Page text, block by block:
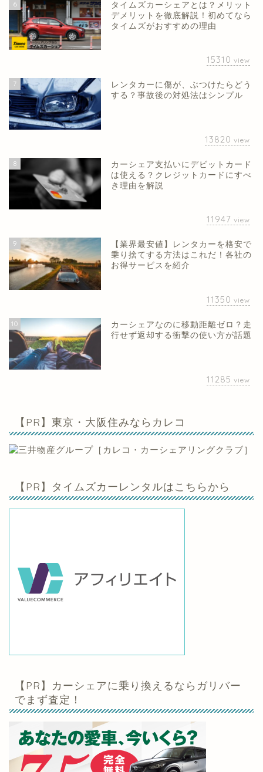
6
タイムズカーシェアとは？メリット
デメリットを徹底解説！初めてなら
タイムズがおすすめの理由
15310 view
7
レンタカーに傷が、ぶつけたらどう
する？事故後の対処法はシンプル
13820 view
8
カーシェア支払いにデビットカード
は使える？クレジットカードにすべ
き理由を解説
11947 view
9
【業界最安値】レンタカーを格安で
乗り捨てする方法はこれだ！各社の
お得サービスを紹介
11350 view
10
カーシェアなのに移動距離ゼロ？走
行せず返却する衝撃の使い方が話題
11285 view
【PR】東京・大阪住みならカレコ
【PR】タイムズカーレンタルはこちらから
【PR】カーシェアに乗り換えるならガリバー
でまず査定！